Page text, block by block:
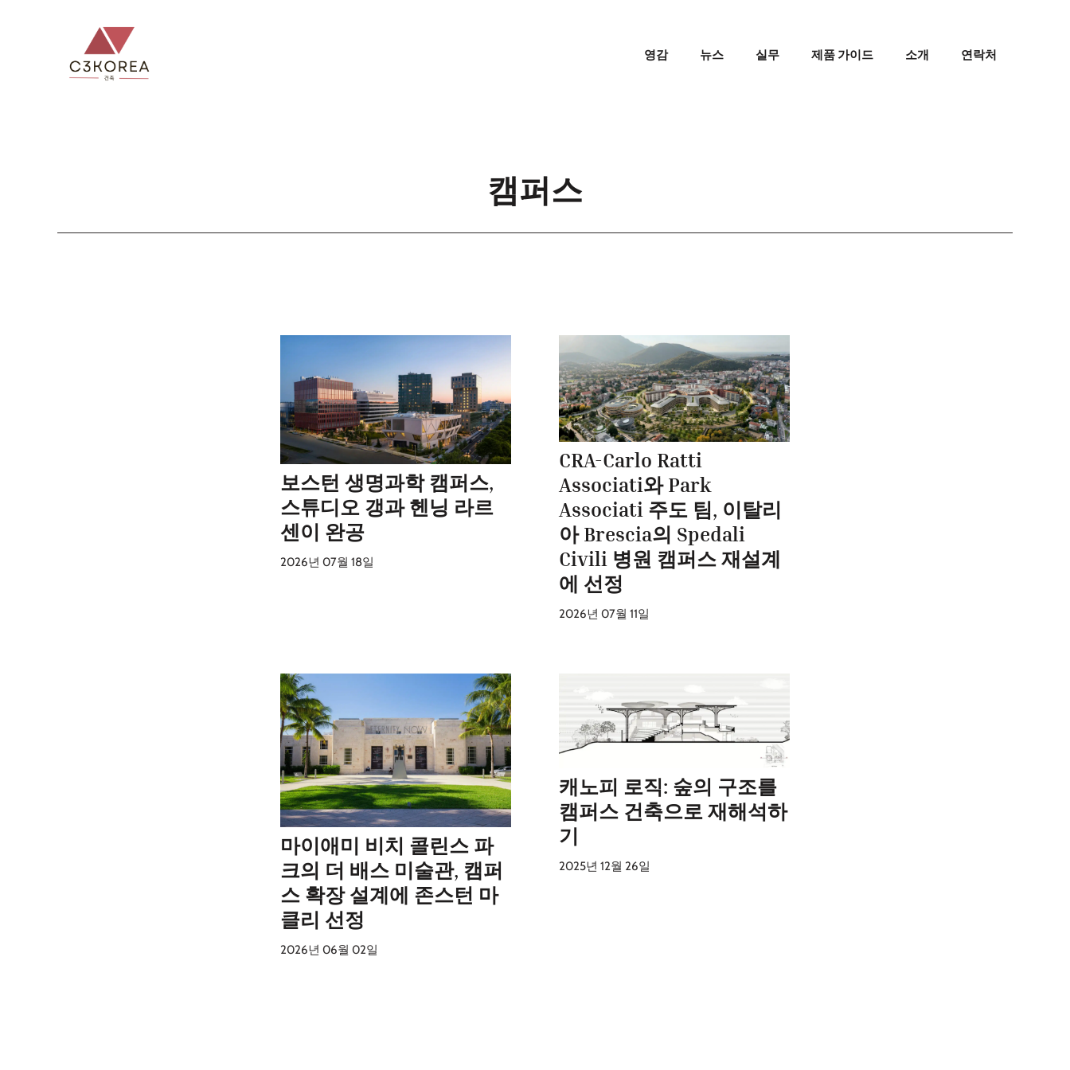
영감 뉴스 실무 제품 가이드 소개 연락처
캠퍼스
보스턴 생명과학 캠퍼스,
스튜디오 갱과 헨닝 라르
센이 완공
2026년 07월 18일
CRA-Carlo Ratti
Associati와 Park
Associati 주도 팀, 이탈리
아 Brescia의 Spedali
Civili 병원 캠퍼스 재설계
에 선정
2026년 07월 11일
마이애미 비치 콜린스 파
크의 더 배스 미술관, 캠퍼
스 확장 설계에 존스턴 마
클리 선정
2026년 06월 02일
캐노피 로직: 숲의 구조를
캠퍼스 건축으로 재해석하
기
2025년 12월 26일